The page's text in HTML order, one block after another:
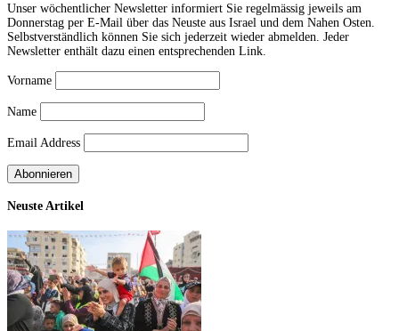
Unser wöchentlicher Newsletter informiert Sie regelmässig jeweils am
Donnerstag per E-Mail über das Neuste aus Israel und dem Nahen Osten.
Selbstverständlich können Sie sich jederzeit wieder abmelden. Jeder
Newsletter enthält dazu einen entsprechenden Link.
Vorname
Name
Email Address
Neuste Artikel